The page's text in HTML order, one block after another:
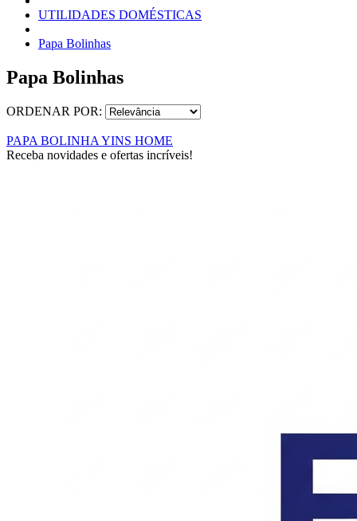
UTILIDADES DOMÉSTICAS
Papa Bolinhas
Papa Bolinhas
ORDENAR POR:
PAPA BOLINHA YINS HOME
Receba novidades e ofertas incríveis!